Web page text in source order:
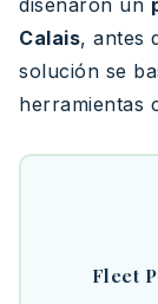
diseñaron un
Calais, antes
solución se
herramientas
Fleet